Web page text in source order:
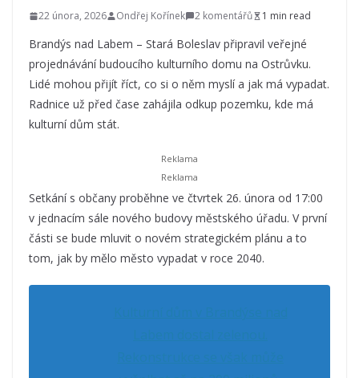
22 února, 2026 Ondřej Kořínek 2 komentářů 1 min read
Brandýs nad Labem – Stará Boleslav připravil veřejné
projednávání budoucího kulturního domu na Ostrůvku.
Lidé mohou přijít říct, co si o něm myslí a jak má vypadat.
Radnice už před čase zahájila odkup pozemku, kde má
kulturní dům stát.
Setkání s občany proběhne ve čtvrtek 26. února od 17:00
v jednacím sále nového budovy městského úřadu. V první
části se bude mluvit o novém strategickém plánu a to
tom, jak by mělo město vypadat v roce 2040.